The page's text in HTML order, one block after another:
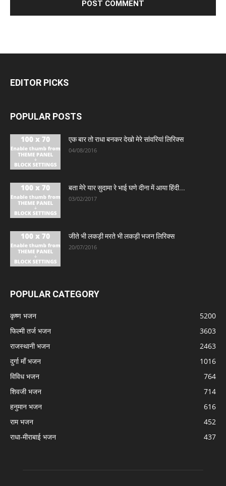
EDITOR PICKS
POPULAR POSTS
एक बार तो राधा बनकर देखो मेरे सांवरियां लिरिक्स
04/08/2016
बता मेरे यार सुदामा रे भाई घणे दीना में आया हिंदी...
03/02/2017
जीते भी लकड़ी मरते भी लकड़ी भजन लिरिक्स
20/07/2016
POPULAR CATEGORY
कृष्ण भजन
5200
फिल्मी तर्ज भजन
3603
राजस्थानी भजन
2463
दुर्गा माँ भजन
1016
विविध भजन
764
शिवजी भजन
714
हनुमान भजन
616
राम भजन
452
राधा-मीराबाई भजन
437